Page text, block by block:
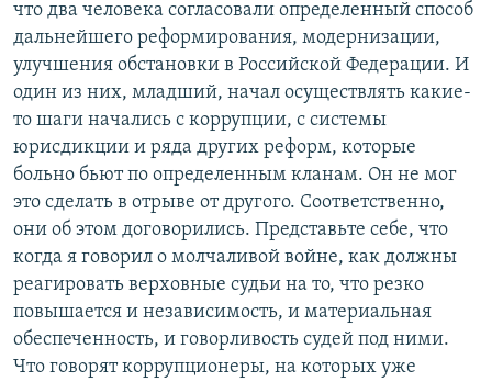
что два человека согласовали определенный способ
дальнейшего реформирования, модернизации,
улучшения обстановки в Российской Федерации. И
один из них, младший, начал осуществлять какие-
то шаги начались с коррупции, с системы
юрисдикции и ряда других реформ, которые
больно бьют по определенным кланам. Он не мог
это сделать в отрыве от другого. Соответственно,
они об этом договорились. Представьте себе, что
когда я говорил о молчаливой войне, как должны
реагировать верховные судьи на то, что резко
повышается и независимость, и материальная
обеспеченность, и говорливость судей под ними.
Что говорят коррупционеры, на которых уже